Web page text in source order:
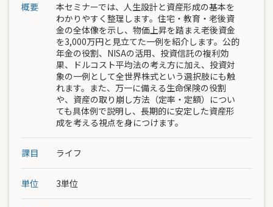
概要
本セミナーでは、人生設計と資産形成の基本を
わかりやすく整理します。住宅・教育・老後資
金の全体像を示し、物価上昇を踏まえ老後資金
を3,000万円と見立てた一例を紹介します。公的
年金の役割、NISAの活用、投資信託の複利効
果、ドルコスト平均法の考え方に加え、投資対
象の一例として全世界株式という選択肢にも触
れます。また、万一に備える生命保険の役割
や、資産の取り崩し方法（定率・定額）につい
ても具体例で説明し、長期的に安定した資産形
成を考える視点を身につけます。
課目 ライフ
単位 3単位